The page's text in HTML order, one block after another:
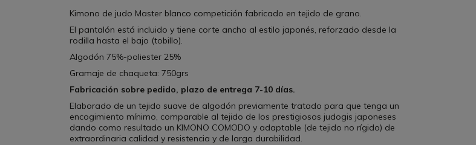
Kimono de judo Master blanco competición fabricado en tejido de grano.
El pantalón está incluido y tiene corte ancho al estilo japonés, reforzado desde la
rodilla hasta el bajo (tobillo).
Algodón 75%-poliester 25%
Gramaje de chaqueta: 750grs
Fabricación sobre pedido, plazo de entrega 7-10 días.
Elaborado de un tejido suave de algodón previamente tratado para que tenga un
encogimiento mínimo, comparable al tejido de los prestigiosos judogis japoneses
dando como resultado un KIMONO COMODO y adaptable (de tejido no rígido) de
extraordinaria calidad y resistencia y de larga durabilidad.